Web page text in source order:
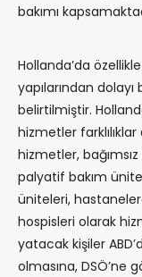
bakımı
Hollanda’da
yapılarından
belirtilmiştir.
hizmetler
hizmetler,
palyatif bakım
üniteleri,
hospisleri olarak
yatacak kişiler
olmasına, DSÖ’ne